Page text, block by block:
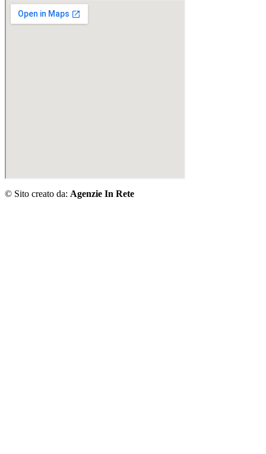
© Sito creato da: Agenzie In Rete